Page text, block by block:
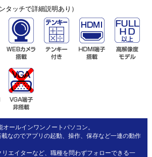
タッチで詳細説明あり）
ールインワンノートパソコン。
なのでアプリの起動、操作、保存など一連の動作
エイターなど、職種を問わずフォローできる一